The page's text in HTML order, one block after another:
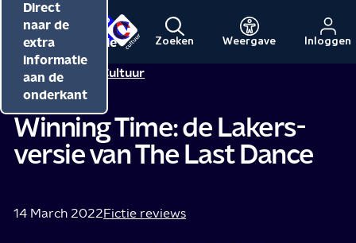
Direct
naar de
inhoud
Direct
naar de
hoofdnavigatie
Direct
naar de
extra
informatie
aan de
onderkant
Menu
Naar
de
beginpagina
NPO
van
NPO
Cultuur
Zoeken Weergave Inloggen
Redactie NPO Cultuur
Winning Time: de Lakers-
versie van The Last Dance
14 March 2022Fictie reviews